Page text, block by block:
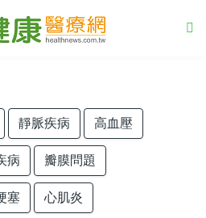
靜脈疾病 高血壓
病 瓣膜問題
塞 心肌炎